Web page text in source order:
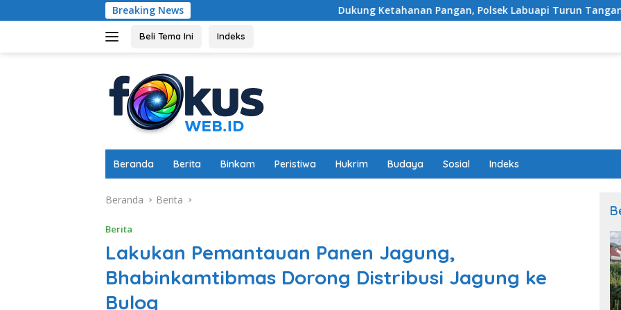
ke
Breaking News Dukung Ketahanan Pangan, Polsek Labuapi Turun Tangan Dampingi Petani di
Beli Tema Ini Indeks
Beranda Berita Binkam Peristiwa Hukrim Budaya Sosial Indeks
Beranda Berita
Berita
Lakukan Pemantauan Panen Jagung,
Bhabinkamtibmas Dorong Distribusi Jagung ke
Bulog